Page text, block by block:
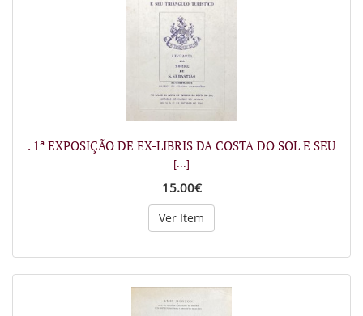
. 1ª EXPOSIÇÃO DE EX-LIBRIS DA COSTA DO SOL E SEU
[...]
15.00€
Ver Item